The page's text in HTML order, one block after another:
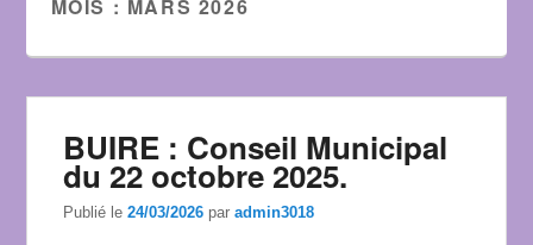
MOIS : MARS 2026
BUIRE : Conseil Municipal
du 22 octobre 2025.
Publié le24/03/2026 paradmin3018